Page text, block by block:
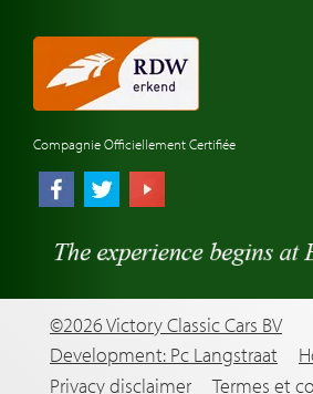
Compagnie Officiellement Certifiée
©2026 Victory Classic Cars BV
Development: Pc Langstraat
Privacy disclaimer
Termes et